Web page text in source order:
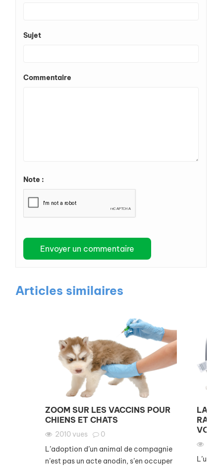
Sujet
Commentaire
Note :
Articles similaires
ZOOM SUR LES VACCINS POUR
CHIENS ET CHATS
2010 vues
0
L’adoption d’un animal de compagnie
n’est pas un acte anodin, s’en occuper
LA
L’un